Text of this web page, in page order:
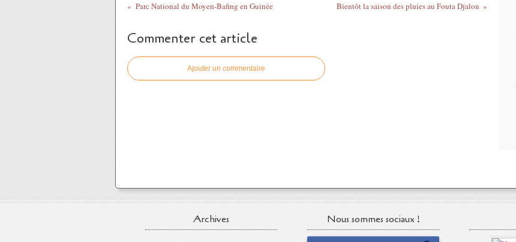
Parc National du Moyen-Bafing en Guinée Bientôt la saison des pluies au Fouta Djalon
Commenter cet article
Ajouter un commentaire
Archives Nous sommes sociaux !